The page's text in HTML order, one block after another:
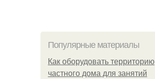
Популярные материалы
Как оборудовать территорию
частного дома для занятий